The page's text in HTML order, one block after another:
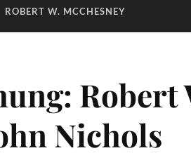
ROBERT W. MCCHESNEY
Robert
Nichols